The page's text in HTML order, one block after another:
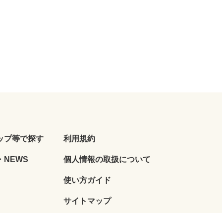
プ等で探す
NEWS
利用規約
個人情報の取扱について
使い方ガイド
サイトマップ